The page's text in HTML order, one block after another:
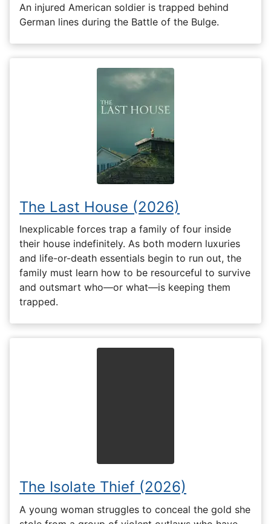
An injured American soldier is trapped behind
German lines during the Battle of the Bulge.
The Last House (2026)
Inexplicable forces trap a family of four inside
their house indefinitely. As both modern luxuries
and life-or-death essentials begin to run out, the
family must learn how to be resourceful to survive
and outsmart who—or what—is keeping them
trapped.
The Isolate Thief (2026)
A young woman struggles to conceal the gold she